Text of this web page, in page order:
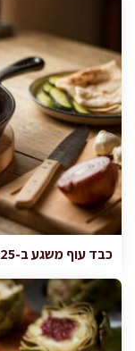
כבד עוף משגע ב-25 דקות, בלי להרתיח ובלי להתייבש